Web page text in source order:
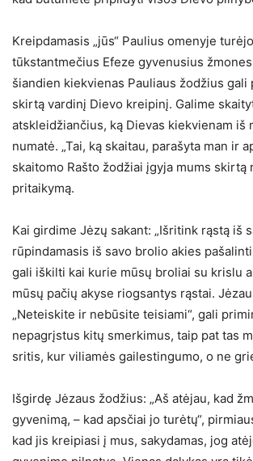
Kreipdamasis „jūs“ Paulius omenyje
tūkstantmečius Efeze gyvenusius
šiandien kiekvienas Pauliaus žodžius gali
skirtą vardinį Dievo kreipinį. Galime
atskleidžiančius, ką Dievas kiekvienam iš
numatė. „Tai, ką skaitau, parašyta man ir
skaitomo Rašto žodžiai įgyja mums skirtą
pritaikymą.
Kai girdime Jėzų sakant: „Išritink rąstą iš
rūpindamasis iš savo brolio akies
gali iškilti kai kurie mūsų broliai su krislu
mūsų pačių akyse riogsantys rąstai.
„Neteiskite ir nebūsite teisiami“, gali
nepagrįstus kitų smerkimus, taip pat tas
sritis, kur viliamės gailestingumo, o ne
Išgirdę Jėzaus žodžius: „Aš atėjau, kad
gyvenimą, – kad apsčiai jo turėtų“,
kad jis kreipiasi į mus, sakydamas, jog